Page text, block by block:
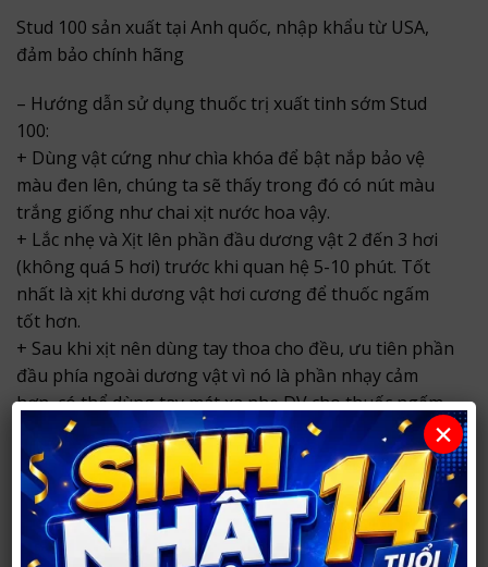
Stud 100 sản xuất tại Anh quốc, nhập khẩu từ USA,
đảm bảo chính hãng
– Hướng dẫn sử dụng thuốc trị xuất tinh sớm Stud
100:
+ Dùng vật cứng như chìa khóa để bật nắp bảo vệ
màu đen lên, chúng ta sẽ thấy trong đó có nút màu
trắng giống như chai xịt nước hoa vậy.
+ Lắc nhẹ và Xịt lên phần đầu dương vật 2 đến 3 hơi
(không quá 5 hơi) trước khi quan hệ 5-10 phút. Tốt
nhất là xịt khi dương vật hơi cương để thuốc ngấm
tốt hơn.
+ Sau khi xịt nên dùng tay thoa cho đều, ưu tiên phần
đầu phía ngoài dương vật vì nó là phần nhạy cảm
hơn, có thể dùng tay mát xa nhẹ DV cho thuốc ngấm
tốt hơn.
+ Mỗi chai xịt STUD 100 xịt được khoảng 160 lần xịt
tương đương khoảng 40 – 45 lần quan hệ.
+ Mỗi lần xịt không quá 5 hơi, mỗi ngày không xịt quá
3 lần. Stud 100 không mùi, có thể rửa bằng nước sau
×